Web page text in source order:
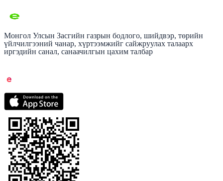
Монгол Улсын Засгийн газрын бодлого, шийдвэр, төрийн
үйлчилгээний чанар, хүртээмжийг сайжруулах талаарх
иргэдийн санал, санаачилгын цахим талбар